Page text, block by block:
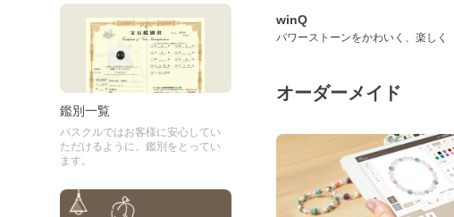
鑑別一覧
パスクルではお客様に安心してい
ただけるように、鑑別をとってい
ます。
winQ
パワーストーンをかわいく、楽しく
オーダーメイド